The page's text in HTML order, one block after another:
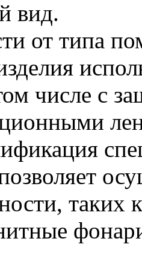
вид.
от типа
числе c
таких